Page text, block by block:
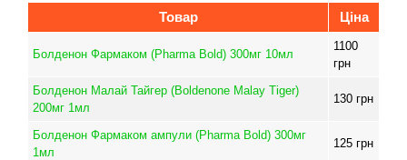
Товар Ціна
Болденон Фармаком (Pharma Bold) 300мг 10мл
1100
грн
Болденон Малай Тайгер (Boldenone Malay Tiger)
200мг 1мл
130 грн
Болденон Фармаком ампули (Pharma Bold) 300мг
1мл
125 грн